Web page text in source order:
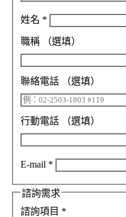
姓名 *
職稱 （選填）
聯絡電話 （選填）
行動電話 （選填）
E-mail *
諮詢需求
諮詢項目 *